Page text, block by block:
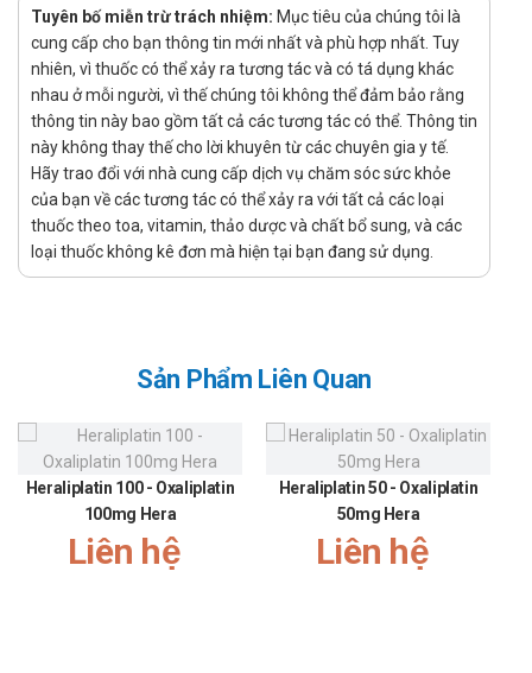
Domesco
Liều dùng:
Người lớn và trẻ em trên 12 tuổi: 1 viên/ngày.
Trẻ 6-12 tuổi: >= 30 kg: 1 viên x 1 lần/ngày; < 30 kg: 1/2
viên x 1 lần/ngày.
Người suy gan hoặc suy thận: 1/2 viên/ngày hoặc 1
viên/lần, mỗi 2 ngày.
Cách dùng:
Quá mẫn với thành phần thuốc.
Trẻ < 6 tuổi.
Lưu ý khi sử dụng Loratadin 10mg
Domesco
Tuyên bố miễn trừ trách nhiệm: Mục tiêu của chúng tôi là
cung cấp cho bạn thông tin mới nhất và phù hợp nhất. Tuy
nhiên, vì thuốc có thể xảy ra tương tác và có tá dụng khác
nhau ở mỗi người, vì thế chúng tôi không thể đảm bảo rằng
thông tin này bao gồm tất cả các tương tác có thể. Thông tin
này không thay thế cho lời khuyên từ các chuyên gia y tế.
Hãy trao đổi với nhà cung cấp dịch vụ chăm sóc sức khỏe
của bạn về các tương tác có thể xảy ra với tất cả các loại
thuốc theo toa, vitamin, thảo dược và chất bổ sung, và các
loại thuốc không kê đơn mà hiện tại bạn đang sử dụng.
Sản Phẩm Liên Quan
Heraliplatin 100 - Oxaliplatin
100mg Hera
Liên hệ
Heraliplatin 50 - Oxaliplatin
50mg Hera
Liên hệ